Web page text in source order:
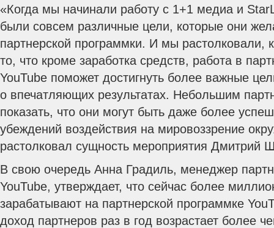
«Когда мы начинали работу с 1+1 медиа и
были совсем различные цели, которые они
партнерской программки. И мы растолковали,
то, что кроме заработка средств, работа в
YouTube поможет достигнуть более важные
о впечатляющих результатах. Небольшим
показать, что они могут быть даже более
убеждений воздействия на мировоззрение
растолковал сущность мероприятия Дмитрий
В свою очередь Анна Градиль, менеджер
YouTube, утверждает, что сейчас более
зарабатывают на партнерской программке
доход партнеров раз в год возрастает более